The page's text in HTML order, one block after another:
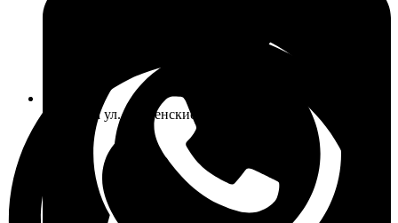
г. Москва ул. Знаменские Садки, д. 11